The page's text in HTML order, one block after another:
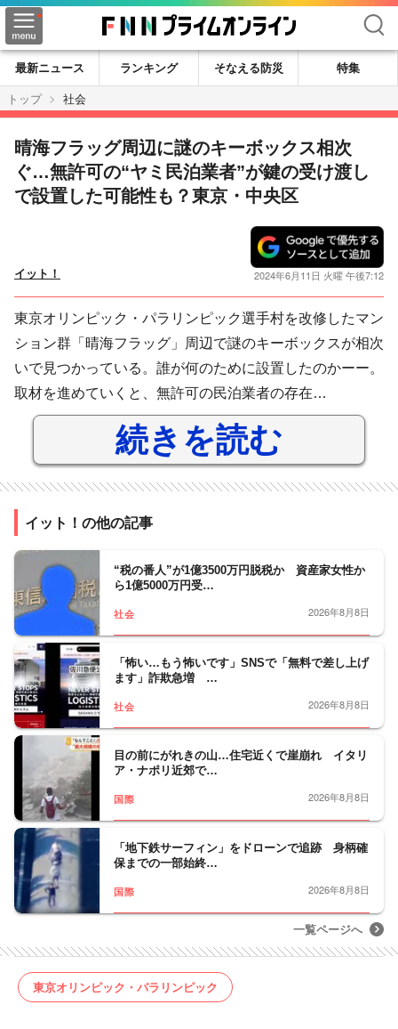
検索
最新ニュース ランキング そなえる防災
特集
トップ
社会
晴海フラッグ周辺に謎のキーボックス相次
ぐ…無許可の“ヤミ民泊業者”が鍵の受け渡し
で設置した可能性も？東京・中央区
イット！ 2024年6月11日 火曜 午後7:12
東京オリンピック・パラリンピック選手村を改修したマン
ション群「晴海フラッグ」周辺で謎のキーボックスが相次
いで見つかっている。誰が何のために設置したのかーー。
取材を進めていくと、無許可の民泊業者の存在…
続きを読む
イット！の他の記事
“税の番人”が1億3500万円脱税か 資産家女性か
ら1億5000万円受…
社会 2026年8月8日
「怖い…もう怖いです」SNSで「無料で差し上げ
ます」詐欺急増 …
社会 2026年8月8日
目の前にがれきの山…住宅近くで崖崩れ イタリ
ア・ナポリ近郊で…
国際 2026年8月8日
「地下鉄サーフィン」をドローンで追跡 身柄確
保までの一部始終…
国際 2026年8月8日
一覧ページへ
東京オリンピック・パラリンピック